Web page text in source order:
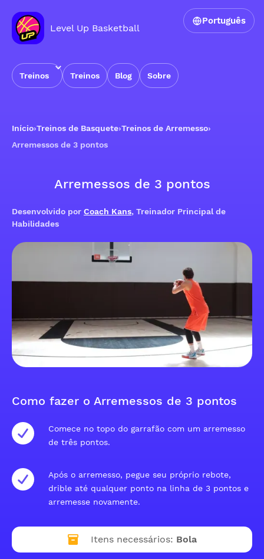
Level Up Basketball
Treinos Treinos Blog Sobre
Português
Início›Treinos de Basquete›Treinos de Arremesso›
Arremessos de 3 pontos
Arremessos de 3 pontos
Desenvolvido por Coach Kans, Treinador Principal de
Habilidades
Como fazer o Arremessos de 3 pontos
Comece no topo do garrafão com um arremesso
de três pontos.
Após o arremesso, pegue seu próprio rebote,
drible até qualquer ponto na linha de 3 pontos e
arremesse novamente.
Itens necessários: Bola